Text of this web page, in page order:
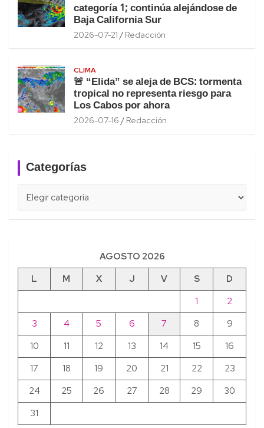
categoría 1; continúa alejándose de
Baja California Sur
2026-07-21 Redacción
CLIMA
🚨 “Elida” se aleja de BCS: tormenta
tropical no representa riesgo para
Los Cabos por ahora
2026-07-16 Redacción
Categorías
AGOSTO 2026
L
M X J V S
D
1
2
3
4 5 6 7 8
9
10
11 12 13 14 15
16
17
18 19 20 21 22
23
24
25 26 27 28 29
30
31